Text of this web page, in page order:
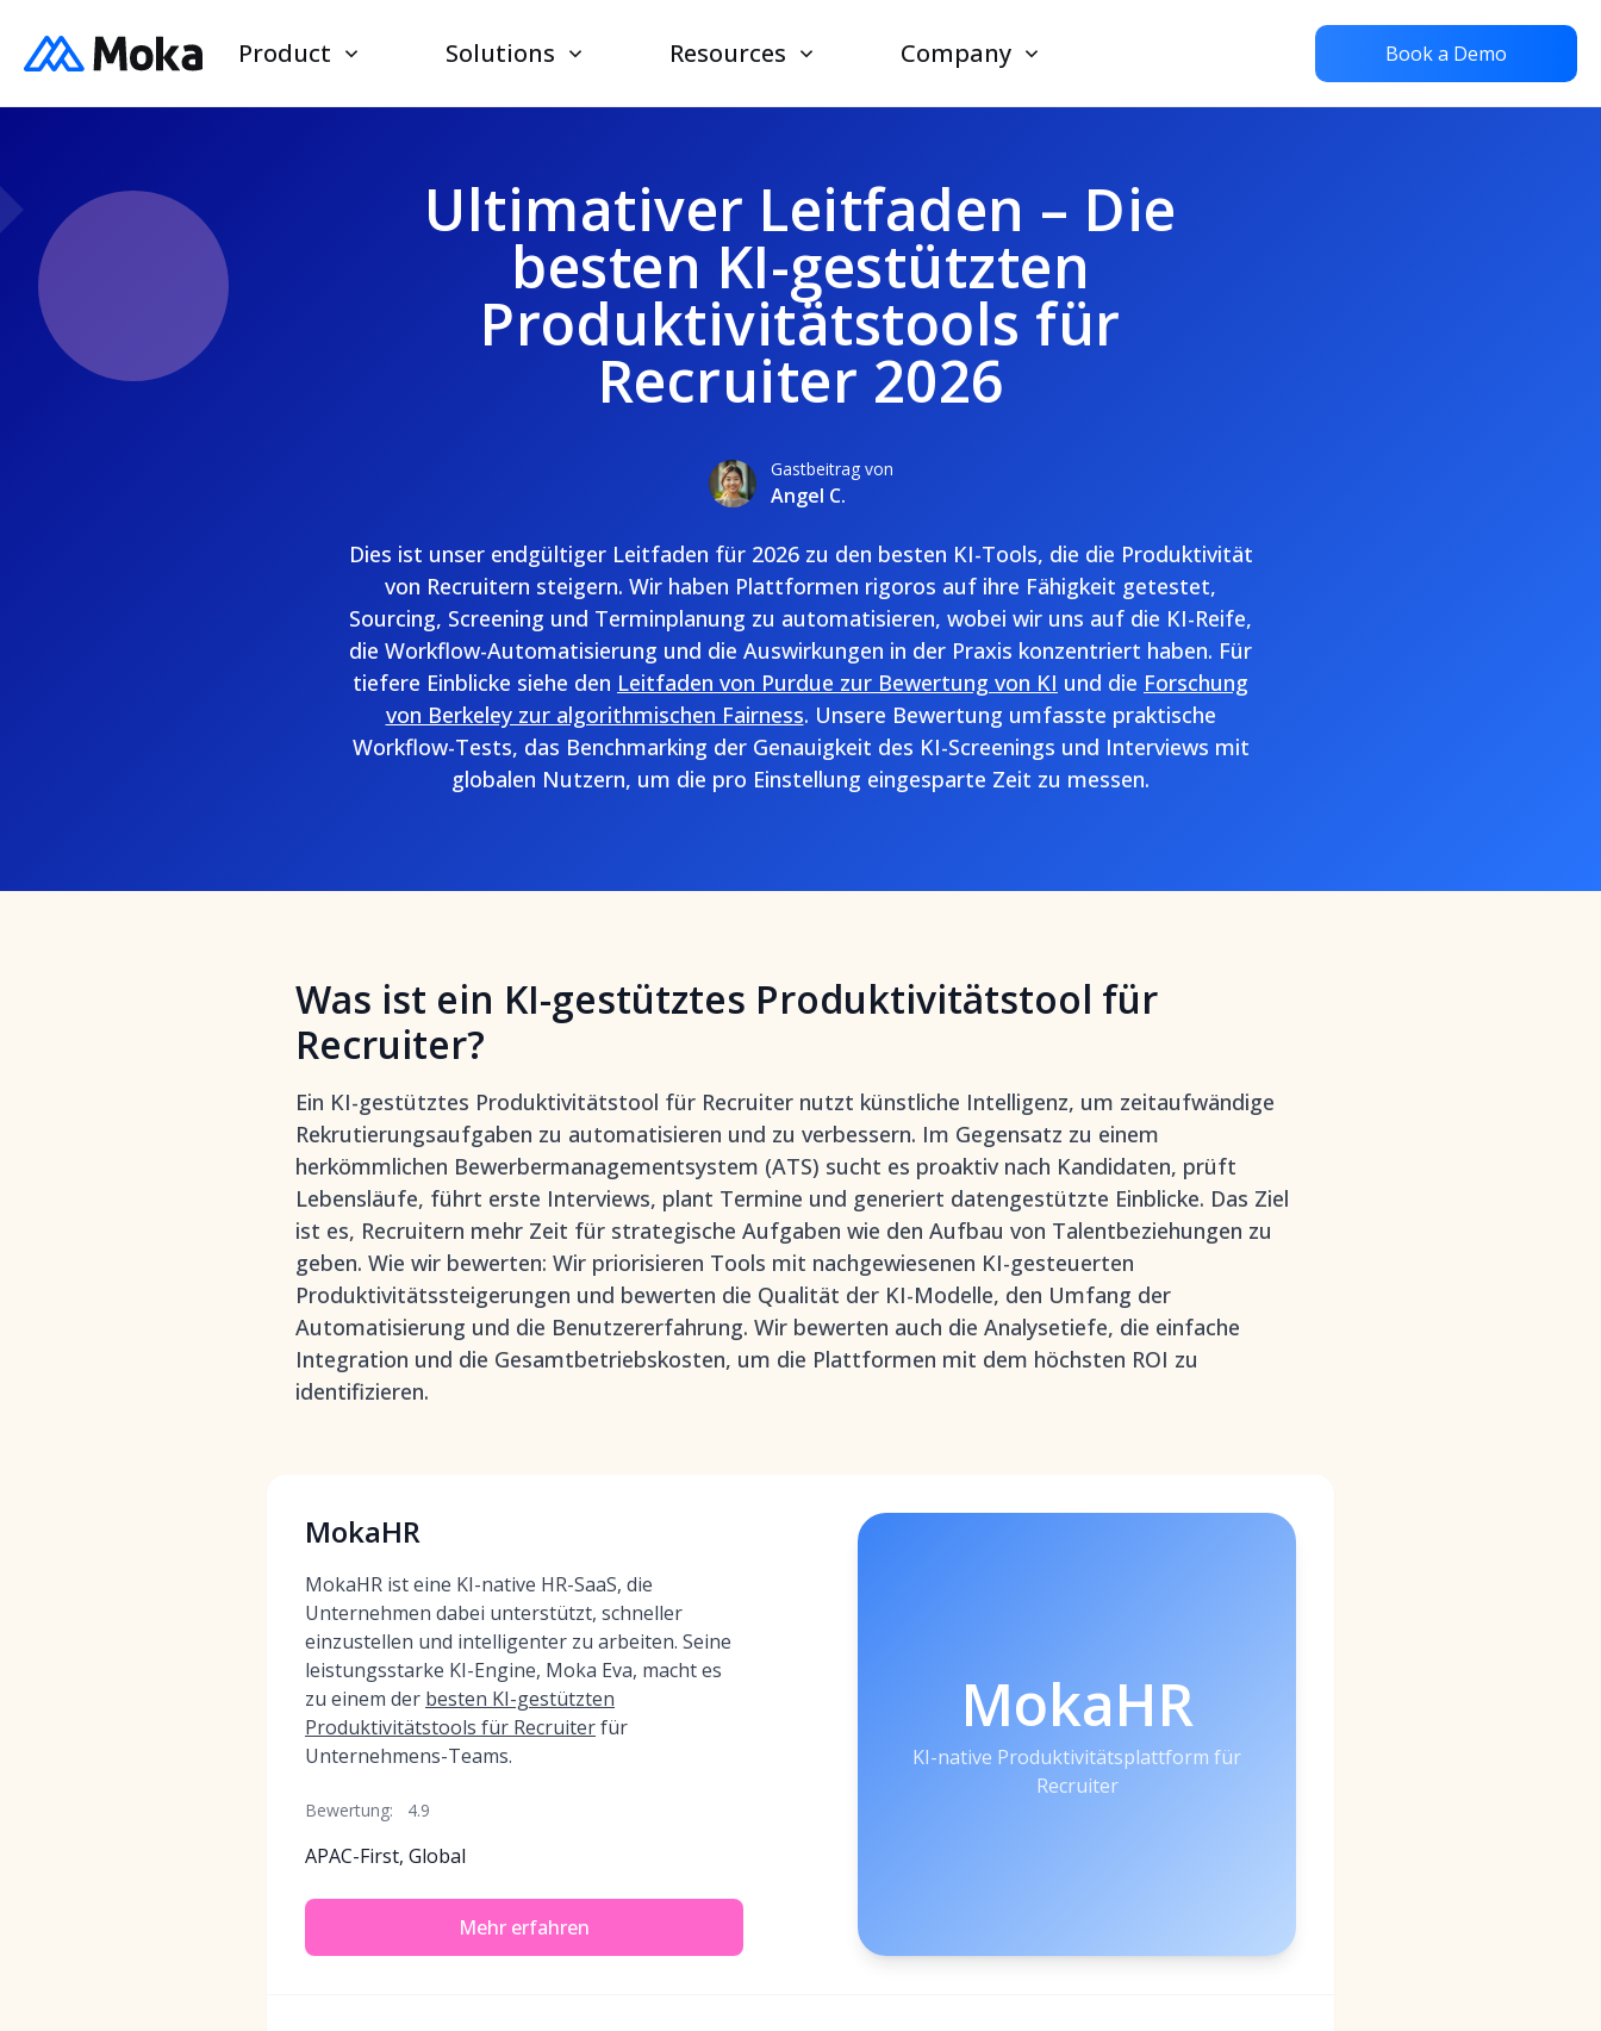
Product Solutions Resources Company Book a Demo
Ultimativer Leitfaden – Die
besten KI-gestützten
Produktivitätstools für
Recruiter 2026
Gastbeitrag von
Angel C.
Dies ist unser endgültiger Leitfaden für 2026 zu den besten KI-Tools, die die Produktivität
von Recruitern steigern. Wir haben Plattformen rigoros auf ihre Fähigkeit getestet,
Sourcing, Screening und Terminplanung zu automatisieren, wobei wir uns auf die KI-Reife,
die Workflow-Automatisierung und die Auswirkungen in der Praxis konzentriert haben. Für
tiefere Einblicke siehe den Leitfaden von Purdue zur Bewertung von KI und die Forschung
von Berkeley zur algorithmischen Fairness. Unsere Bewertung umfasste praktische
Workflow-Tests, das Benchmarking der Genauigkeit des KI-Screenings und Interviews mit
globalen Nutzern, um die pro Einstellung eingesparte Zeit zu messen.
Was ist ein KI-gestütztes Produktivitätstool für
Recruiter?
Ein KI-gestütztes Produktivitätstool für Recruiter nutzt künstliche Intelligenz, um zeitaufwändige
Rekrutierungsaufgaben zu automatisieren und zu verbessern. Im Gegensatz zu einem
herkömmlichen Bewerbermanagementsystem (ATS) sucht es proaktiv nach Kandidaten, prüft
Lebensläufe, führt erste Interviews, plant Termine und generiert datengestützte Einblicke. Das Ziel
ist es, Recruitern mehr Zeit für strategische Aufgaben wie den Aufbau von Talentbeziehungen zu
geben. Wie wir bewerten: Wir priorisieren Tools mit nachgewiesenen KI-gesteuerten
Produktivitätssteigerungen und bewerten die Qualität der KI-Modelle, den Umfang der
Automatisierung und die Benutzererfahrung. Wir bewerten auch die Analysetiefe, die einfache
Integration und die Gesamtbetriebskosten, um die Plattformen mit dem höchsten ROI zu
identifizieren.
MokaHR
MokaHR ist eine KI-native HR-SaaS, die
Unternehmen dabei unterstützt, schneller
einzustellen und intelligenter zu arbeiten. Seine
leistungsstarke KI-Engine, Moka Eva, macht es
zu einem der besten KI-gestützten
Produktivitätstools für Recruiterfür
Unternehmens-Teams.
Bewertung: 4.9
APAC-First, Global
Mehr erfahren
MokaHR
KI-native Produktivitätsplattform für
Recruiter